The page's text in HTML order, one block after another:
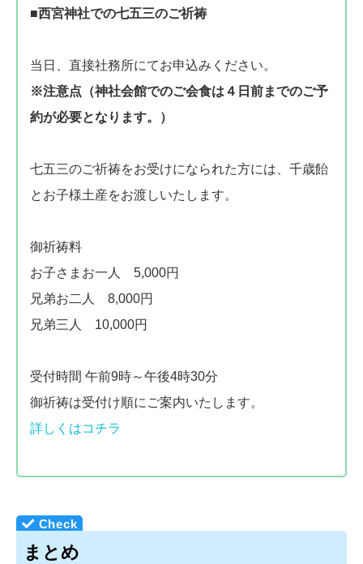
■西宮神社での七五三のご祈祷
当日、直接社務所にてお申込みください。
※注意点（神社会館でのご会食は４日前までのご予
約が必要となります。）
七五三のご祈祷をお受けになられた方には、千歳飴
とお子様土産をお渡しいたします。
御祈祷料
お子さまお一人 5,000円
兄弟お二人 8,000円
兄弟三人 10,000円
受付時間 午前9時～午後4時30分
御祈祷は受付け順にご案内いたします。
詳しくはコチラ
まとめ